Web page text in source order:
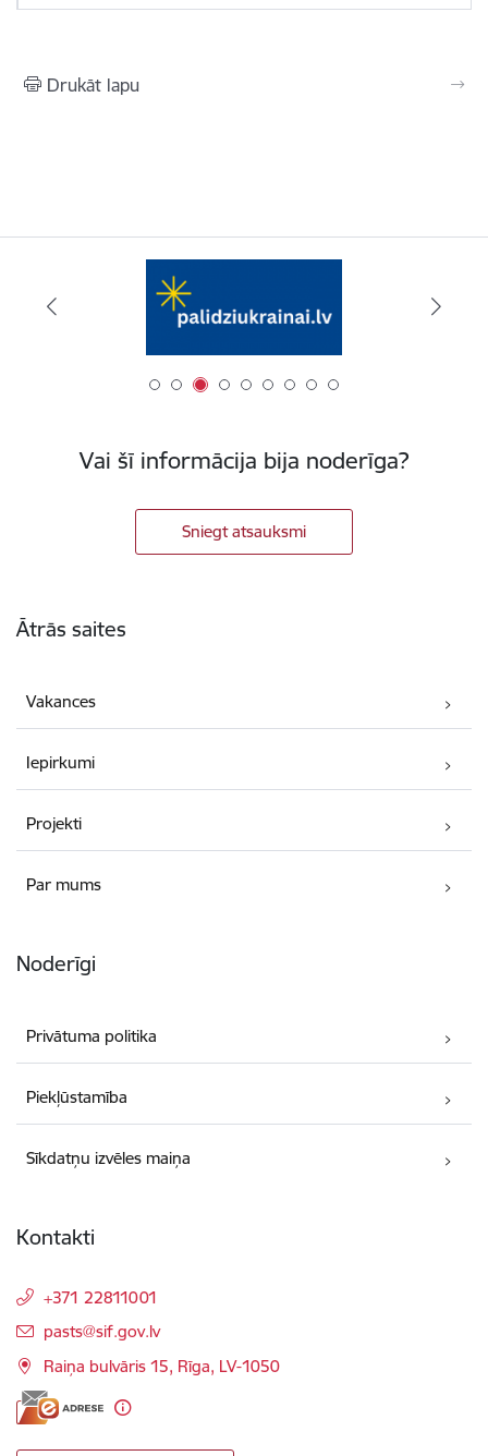
Drukāt lapu
Vai šī informācija bija noderīga?
Sniegt atsauksmi
Ātrās saites
Vakances
Iepirkumi
Projekti
Par mums
Noderīgi
Privātuma politika
Piekļūstamība
Sīkdatņu izvēles maiņa
Kontakti
+371 22811001
E-pasts:
pasts@sif.gov.lv
Raiņa bulvāris 15, Rīga, LV-1050